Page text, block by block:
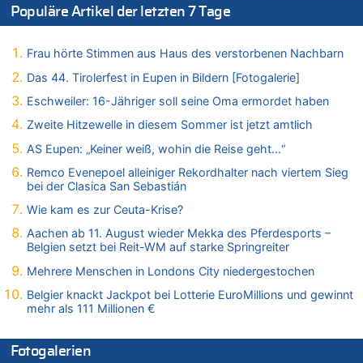
Zweite Hitzewelle in diesem Sommer ist jetzt amtlich
07.08.2026 - 19:52 von Hugo Egon Bernhard von Sinnen zu
Tempolimit in 30er-Zonen – Untersuchung von Vias
07.08.2026 - 18:31 von Panda46 zu
Mark van Bommel offiziell als neuer Nationalcoach der Roten
Zweite Hitzewelle in diesem Sommer ist jetzt amtlich
07.08.2026 - 17:55 von M der Block zu
AS Eupen: „Keiner weiß, wohin die Reise geht…“
07.08.2026 - 16:38 von Joseph Meyer zu
Wasserstand des Rheins in NRW so niedrig wie noch nie
07.08.2026 - 16:29 von Dax zu
In Belgien missachten zwei von drei Autofahrern das
07.08.2026 - 16:01 von Zuhörer zu
Tempolimit in 30er-Zonen – Untersuchung von Vias
Populäre Artikel der letzten 7 Tage
Frau hörte Stimmen aus Haus des verstorbenen Nachbarn
Das 44. Tirolerfest in Eupen in Bildern [Fotogalerie]
Eschweiler: 16-Jähriger soll seine Oma ermordet haben
Zweite Hitzewelle in diesem Sommer ist jetzt amtlich
AS Eupen: „Keiner weiß, wohin die Reise geht…“
Remco Evenepoel alleiniger Rekordhalter nach viertem Sieg
bei der Clasica San Sebastián
Wie kam es zur Ceuta-Krise?
Aachen ab 11. August wieder Mekka des Pferdesports –
Belgien setzt bei Reit-WM auf starke Springreiter
Mehrere Menschen in Londons City niedergestochen
Belgier knackt Jackpot bei Lotterie EuroMillions und gewinnt
mehr als 111 Millionen €
Fotogalerien